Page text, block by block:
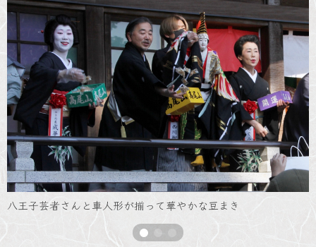
八王子芸者さんと車人形が揃って華やかな豆まき